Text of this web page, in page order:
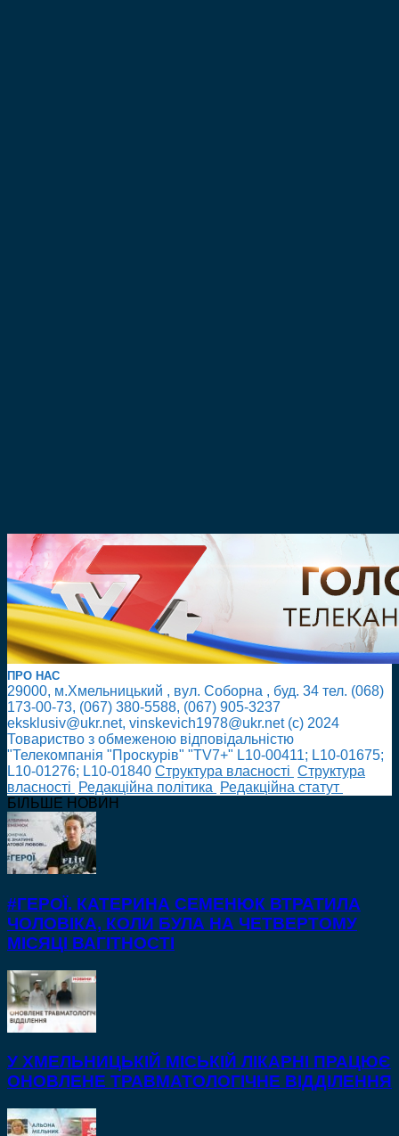
ПРО НАС
29000, м.Хмельницький , вул. Соборна , буд. 34 тел. (068)
173-00-73, (067) 380-5588, (067) 905-3237
eksklusiv@ukr.net, vinskevich1978@ukr.net (с) 2024
Товариство з обмеженою відповідальністю
"Телекомпанія "Проскурів" "TV7+" L10-00411; L10-01675;
L10-01276; L10-01840 Cтруктура власності Cтруктура
власності
Редакційна політика
Редакційна статут
БІЛЬШЕ НОВИН
#ГЕРОЇ. КАТЕРИНА СЕМЕНЮК ВТРАТИЛА
ЧОЛОВІКА, КОЛИ БУЛА НА ЧЕТВЕРТОМУ
МІСЯЦІ ВАГІТНОСТІ
У ХМЕЛЬНИЦЬКІЙ МІСЬКІЙ ЛІКАРНІ ПРАЦЮЄ
ОНОВЛЕНЕ ТРАВМАТОЛОГІЧНЕ ВІДДІЛЕННЯ